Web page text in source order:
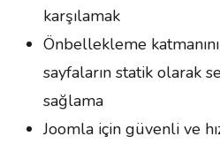
karşılamak
Önbellekleme
sayfaların statik olarak
sağlama
Joomla için güvenli ve